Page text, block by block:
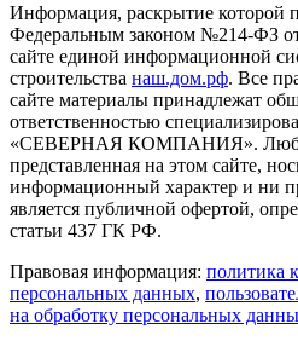
Информация, раскрытие которой
Федеральным законом №214-ФЗ
сайте единой информационной
строительства наш.дом.рф. Все
сайте материалы принадлежат
ответственностью
«СЕВЕРНАЯ КОМПАНИЯ».
представленная на этом сайте,
информационный характер и ни
является публичной офертой,
статьи 437 ГК РФ.
Правовая информация: политика
персональных данных,
на обработку персональных